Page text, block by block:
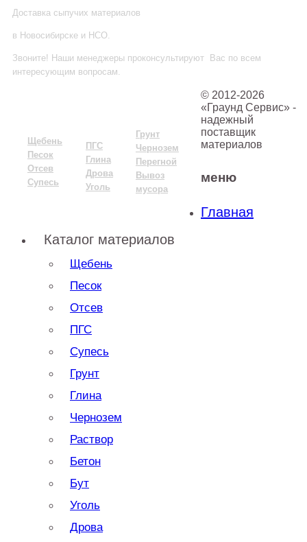
Доставка сыпучих материалов
в Новосибирске и НСО.
Звоните! Наши менеджеры проконсультируют Вас по всем
интересующим вопросам.
Щебень
Песок
Отсев
Супесь
ПГС
Глина
Дрова
Уголь
Грунт
Чернозем
Перегной
Вывоз
мусора
© 2012-2026
«Граунд Сервис» -
надежный
поставщик
материалов
меню
Главная
Каталог материалов
Щебень
Песок
Отсев
ПГС
Супесь
Грунт
Глина
Чернозем
Раствор
Бетон
Бут
Уголь
Дрова